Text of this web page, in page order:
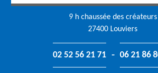
9 h chaussée des créateurs
27400 Louviers
02 52 56 21 71 - 06 21 86